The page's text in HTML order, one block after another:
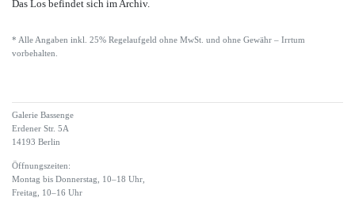
Das Los befindet sich im Archiv.
* Alle Angaben inkl. 25% Regelaufgeld ohne MwSt. und ohne Gewähr – Irrtum
vorbehalten.
Galerie Bassenge
Erdener Str. 5A
14193 Berlin
Öffnungszeiten:
Montag bis Donnerstag, 10–18 Uhr,
Freitag, 10–16 Uhr